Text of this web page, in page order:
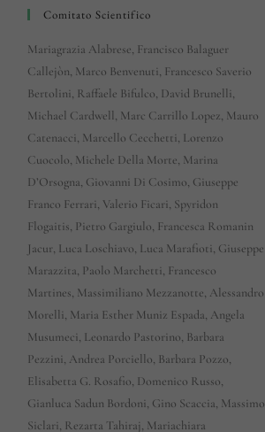
Comitato Scientifico
Mariagrazia Alabrese, Francisco Balaguer
Callejòn, Marco Benvenuti, Francesco Saverio
Bertolini, Raffaele Bifulco, David Brunelli,
Michael Cardwell, Marc Carrillo Lopez, Mauro
Catenacci, Marcello Cecchetti, Lorenzo
Cuocolo, Michele Della Morte, Marina
D’Orsogna, Giovanni Di Cosimo, Giuseppe
Franco Ferrari, Valerio Ficari, Spyridon
Flogaitis, Pietro Gargiulo, Francesca Romanin
Jacur, Luca Loschiavo, Luca Marafioti, Giuseppe
Marazzita, Paolo Marchetti, Francesco
Martines, Massimiliano Mezzanotte, Alessandro
Morelli, Maria Esther Muniz Espada, Angela
Musumeci, Leonardo Pastorino, Barbara
Pezzini, Andrea Porciello, Barbara Pozzo,
Elisabetta G. Rosafio, Domenico Russo,
Gianluca Sadun Bordoni, Gino Scaccia, Massimo
Siclari, Rezarta Tahiraj, Mariachiara